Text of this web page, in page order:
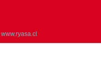
www.ryasa.cl